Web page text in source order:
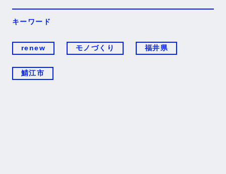
キーワード
renew モノづくり 福井県
鯖江市